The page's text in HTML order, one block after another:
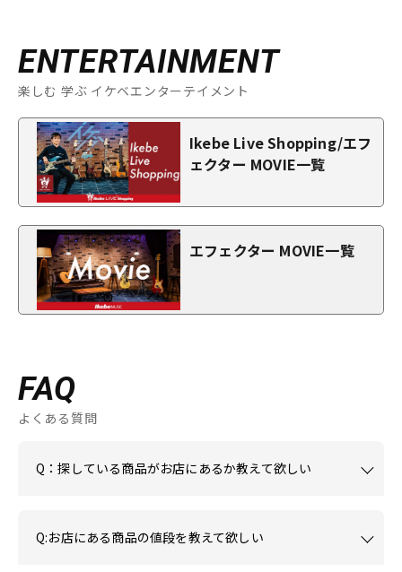
ENTERTAINMENT
楽しむ 学ぶ イケベエンターテイメント
Ikebe Live Shopping/エフ
ェクター MOVIE一覧
エフェクター MOVIE一覧
FAQ
よくある質問
Q：探している商品がお店にあるか教えて欲しい
Q:お店にある商品の値段を教えて欲しい